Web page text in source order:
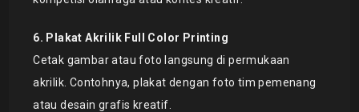
6. Plakat Akrilik Full Color Printing
Cetak gambar atau foto langsung di permukaan
akrilik. Contohnya, plakat dengan foto tim pemenang
atau desain grafis kreatif.